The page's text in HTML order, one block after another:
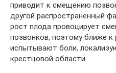
приводит к смещению
другой распространенный
рост плода провоцирует
позвонков, поэтому ближе
испытывают боли,
крестцовой области.